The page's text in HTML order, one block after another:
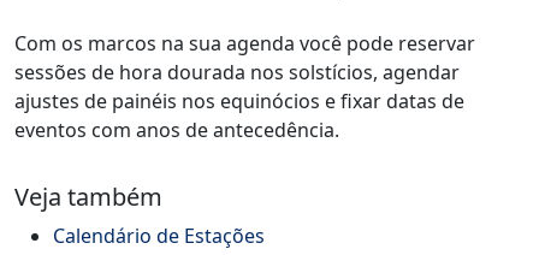
Com os marcos na sua agenda você pode reservar
sessões de hora dourada nos solstícios, agendar
ajustes de painéis nos equinócios e fixar datas de
eventos com anos de antecedência.
Veja também
Calendário de Estações